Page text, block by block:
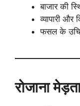
बाजार की
व्यापारी
फसल के
रोजाना